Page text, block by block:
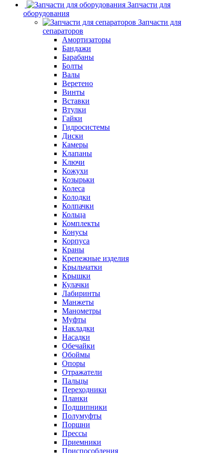
Запчасти для
оборудования
Запчасти для
сепараторов
Амортизаторы
Бандажи
Барабаны
Болты
Валы
Веретено
Винты
Вставки
Втулки
Гайки
Гидросистемы
Диски
Камеры
Клапаны
Ключи
Кожухи
Козырьки
Колеса
Колодки
Колпачки
Кольца
Комплекты
Конусы
Корпуса
Краны
Крепежные изделия
Крыльчатки
Крышки
Кулачки
Лабиринты
Манжеты
Манометры
Муфты
Накладки
Насадки
Обечайки
Обоймы
Опоры
Отражатели
Пальцы
Переходники
Планки
Подшипники
Полумуфты
Поршни
Прессы
Приемники
Приспособления